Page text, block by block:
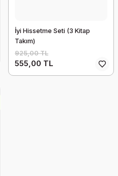
İyi Hissetme Seti (3 Kitap
Takım)
925,00 TL
555,00 TL